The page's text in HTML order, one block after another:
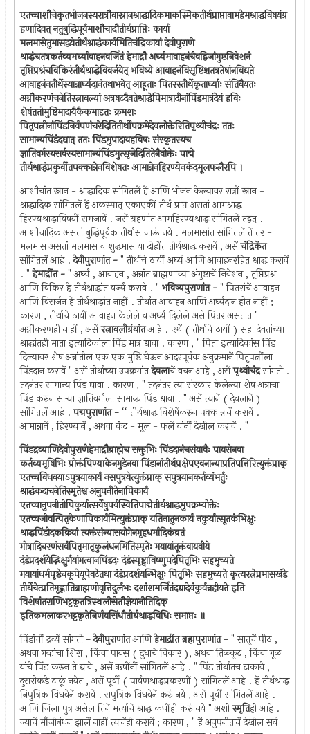
एतच्चाशौचेकृतभोजनस्यरात्रौवास्नानश्राद्धादिकमाकस्मिकतीर्थप्राप्तावामहेमश्राद्धविषयंग्र
हणादिवत् नतुबुद्धिपूर्वमाशौचादौतीर्थप्राप्तिः कार्या
मलमासेतुमासद्वयेतीर्थश्राद्धंकार्यमितिचंद्रिकायां देवीपुराणे
श्राद्धंचतत्रकर्तव्यमर्घ्यावाहनवर्जितं हेमाद्रौ अर्घ्यमावाहनंचैवद्विजांगुष्ठनिवेशनं
तृप्तिप्रश्नंचविकिरंतीर्थश्राद्धेविवर्जयेत् भविष्ये आवाहनंविसृष्टिश्चतत्रतेषांनविद्यते
आवाहनंनतीर्थेस्यान्नार्घ्यदानंतथाभवेत् आहूताः पितरस्तीर्थेकृतार्घ्याः संतिवैयतः
अग्नौकरणंचनेतिरत्नावल्यां अत्रषटदैवतेश्राद्धेपिमात्रादीनांपिंडमात्रंदेयं हविः
शेषंततोमुष्टिमादायैकैकमादृतः क्रमशः
पितृपत्नीनांपिंडनिर्वपणंचरेदितितीर्थोपक्रमेदेवलोक्तेरितिपृथ्वीचंद्रः ततः
सामान्यपिंडंदद्यात् ततः पिंडमुपादायहविषः संस्कृतस्यच
ज्ञातिवर्गस्यसर्वस्यसामान्यंपिंडमुत्सृजेदितितेनैवोक्तेः पाद्मे
तीर्थश्राद्धंप्रकुर्वीतपक्कान्नेनविशेषतः आमान्नेनहिरण्येनकंदमूलफलैरपि ।
आशौचांत स्नान - श्राद्धादिक सांगितलें हें आणि भोजन केल्यावर रात्रीं स्नान -
श्राद्धादिक सांगितलें हें अकस्मात् एकाएकीं तीर्थ प्राप्त असतां आमश्राद्ध -
हिरण्यश्राद्धाविषयीं समजावें . जसें ग्रहणांत आमहिरण्यश्राद्ध सांगितलें तद्वत् .
आशौचादिक असतां बुद्धिपूर्वक तीर्थास जाऊं नये . मलमासांत सांगितलें तें तर -
मलमास असतां मलमास व शुद्धमास या दोहोंत तीर्थश्राद्ध करावें , असेंचंद्रिकेंत
सांगितलें आहे .देवीपुराणांत -" तीर्थाचे ठायीं अर्घ्य आणि आवाहनरहित श्राद्ध करावें
. "हेमाद्रींत -" अर्घ्य , आवाहन , अन्नांत ब्राह्मणाच्या अंगुष्ठाचें निवेशन , तृप्तिप्रश्न
आणि विकिर हे तीर्थश्राद्धांत वर्ज्य करावे . "भविष्यपुराणांत -" पितरांचें आवाहन
आणि विसर्जन हें तीर्थश्राद्धांत नाहीं . तीर्थांत आवाहन आणि अर्घ्यदान होत नाहीं ;
कारण , तीर्थाचे ठायीं आवाहन केलेले व अर्घ्य दिलेले असे पितर असतात "
अग्नौकरणही नाहीं , असेंरत्नावलीग्रंथांतआहे . एथें ( तीर्थाचे ठायीं ) सहा देवतांच्या
श्राद्धांतही माता इत्यादिकांला पिंड मात्र द्यावा . कारण , " पिता इत्यादिकांस पिंड
दिल्यावर शेष अन्नांतील एक एक मुष्टि घेऊन आदरपूर्वक अनुक्रमानें पितृपत्नींला
पिंडदान करावें " असें तीर्थाच्या उपक्रमांतदेवलाचें वचन आहे , असेंपृथ्वीचंद्रसांगतो .
तदनंतर सामान्य पिंड द्यावा . कारण , " तदनंतर त्या संस्कार केलेल्या शेष अन्नाचा
पिंड करुन सार्‍या ज्ञातिवर्गाला सामान्य़ पिंड द्यावा . " असें त्यानें ( देवलानें )
सांगितलें आहे .पद्मपुराणांत -‘‘ तीर्थश्राद्ध विशेषेंकरुन पक्कान्नानें करावें .
आमान्नानें , हिरण्यानें , अथवा कंद - मूल - फलें यांनीं देखील करावें . "
पिंडद्रव्याणिदेवीपुराणेहेमाद्रौब्राह्मेच सक्तुभिः पिंडदानंचसंयावैः पायसेनवा
कर्तव्यमृषिभिः प्रोक्तंपिण्याकेनगुडेनवा पिंडानांतीर्थप्रक्षेपएवनान्याप्रतिपत्तिरित्युक्तंप्राक्
एतच्चविधवयाऽपुत्रयाकार्यं नसपुत्रयेत्युक्तंप्राक् सपुत्रयानकर्तव्यंभर्तुः
श्राद्धंकदाचनेतिस्मृतेश्च अनुपनीतेनापिकार्यं
एतच्चानुपनीतोपिकुर्यात्सर्वेषुपर्वस्वितिपाद्मेतीर्थश्राद्धमुपक्रम्योक्तेः
एतच्चजीवत्पितृकेणापिकार्यमित्युक्तंप्राक् यतिनातुनकार्यं नकुर्यात्सूतकंभिक्षुः
श्राद्धपिंडोदकक्रियां त्यक्तंसंन्यासयोगेनगृहधर्मादिकंव्रतं
गोत्रादिचरणंसर्वंपितृमातृकुलंधनमितिस्मृतेः गयायांतूक्तंवायवीये
दंडंप्रदर्शयेद्भिक्षुर्गयांगत्वानपिंडदः दंडंस्पृष्ट्वाविष्णुपदेपितृभिः सहमुच्यते
गयायांधर्मपृष्ठेचकूपेयूपेवटेतथा दंडंप्रदर्शयन्भिक्षुः पितृभिः सहमुच्यते कृत्यरत्नेप्रभासखंडे
तीर्थेचेत्प्रतिगृह्णातिब्राह्मणोवृत्तिदुर्लभः दशांशमर्जितंदद्यादेवंकुर्वन्नहीयते इति
विशेषांतराणिभट्टकृतत्रिस्थलीसेतौज्ञेयानीतिदिक्
इतिकमलाकरभट्टकृतेनिर्णयसिंधौतीर्थश्राद्धविधिः समाप्तः ॥
पिंडांचीं द्रव्यें सांगतो- देवीपुराणांतआणिहेमाद्रींत ब्रह्मपुराणांत -" सातूचें पीठ ,
अथवा गव्हांचा शिरा , किंवा पायस ( दुधाचे विकार ), अथवा तिळकूट , किंवा गूळ
यांचे पिंड करुन ते द्यावे , असें ऋषींनीं सांगितलें आहे . " पिंड तीर्थांतच टाकावे ,
दुसरीकडे टाकूं नयेत , असें पूर्वीं ( पार्वणश्राद्धप्रकरणीं ) सांगितलें आहे . हें तीर्थश्राद्ध
निपुत्रिक विधवेनें करावें . सपुत्रिक विधवेनें करुं नये , असें पूर्वीं सांगितलें आहे .
आणि जिला पुत्र असेल तिनें भर्त्याचें श्राद्ध कधींही करुं नये " अशीस्मृतिही आहे .
ज्याचें मौंजीबंधन झालें नाहीं त्यानेंही करावें ; कारण , " हें अनुपनीतानें देखील सर्व